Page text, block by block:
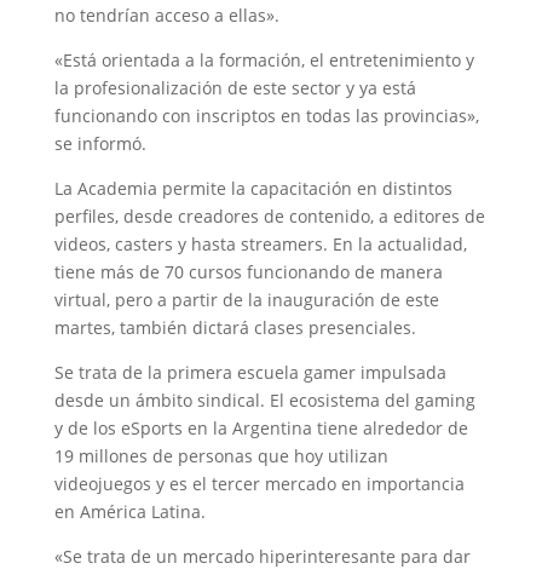
no tendrían acceso a ellas».
«Está orientada a la formación, el entretenimiento y
la profesionalización de este sector y ya está
funcionando con inscriptos en todas las provincias»,
se informó.
La Academia permite la capacitación en distintos
perfiles, desde creadores de contenido, a editores de
videos, casters y hasta streamers. En la actualidad,
tiene más de 70 cursos funcionando de manera
virtual, pero a partir de la inauguración de este
martes, también dictará clases presenciales.
Se trata de la primera escuela gamer impulsada
desde un ámbito sindical. El ecosistema del gaming
y de los eSports en la Argentina tiene alrededor de
19 millones de personas que hoy utilizan
videojuegos y es el tercer mercado en importancia
en América Latina.
«Se trata de un mercado hiperinteresante para dar